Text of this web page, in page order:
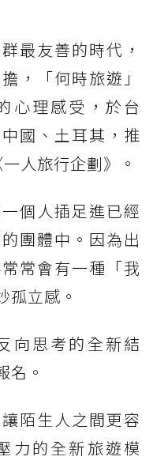
最友善的時代，
，「何時旅遊」
心理感受，於台
國、土耳其，推
人旅行企劃》。
個人插足進已經
團體中。因為出
常會有一種「我
孤立感。
向思考的全新結
名。
陌生人之間更容
力的全新旅遊模